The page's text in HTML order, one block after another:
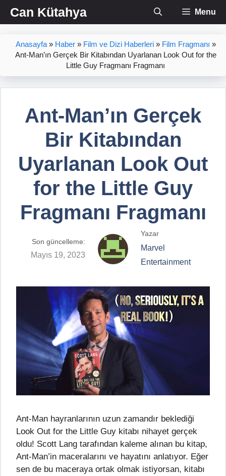
İçeriğe
atlaCan Kütahya Menu
Anasayfa» Haber» Film ve Dizi Haberleri» Film Fragmanı »
Ant-Man’ın Gerçek Bir Kitabından Uyarlanan Look Out for the
Little Guy Fragmanı Fragmanı
Ant-Man’ın Gerçek
Bir Kitabından
Uyarlanan Look Out
for the Little Guy
Fragmanı Fragmanı
Son güncelleme:
Mayıs 19, 2023
Yazar
Marvel
Entertainment
Ant-Man hayranlarının uzun zamandır beklediği
Look Out for the Little Guy kitabı nihayet gerçek
oldu! Scott Lang tarafından kaleme alınan bu kitap,
Ant-Man’in maceralarını ve hayatını anlatıyor. Eğer
sen de bu maceraya ortak olmak istiyorsan, kitabı